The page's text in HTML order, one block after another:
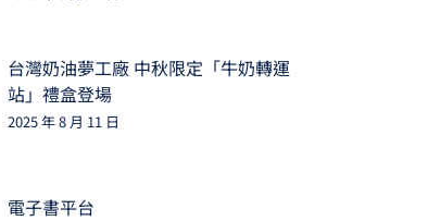
台灣奶油夢工廠 中秋限定「牛奶轉運
站」禮盒登場
2025 年 8 月 11 日
電子書平台